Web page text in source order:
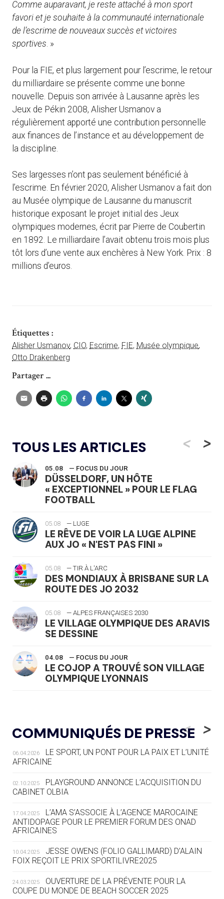
Comme auparavant, je reste attaché à mon sport
favori et je souhaite à la communauté internationale
de l’escrime de nouveaux succès et victoires
sportives. »
Pour la FIE, et plus largement pour l’escrime, le retour
du milliardaire se présente comme une bonne
nouvelle. Depuis son arrivée à Lausanne après les
Jeux de Pékin 2008, Alisher Usmanov a
régulièrement apporté une contribution personnelle
aux finances de l’instance et au développement de
la discipline.
Ses largesses n’ont pas seulement bénéficié à
l’escrime. En février 2020, Alisher Usmanov a fait don
au Musée olympique de Lausanne du manuscrit
historique exposant le projet initial des Jeux
olympiques modernes, écrit par Pierre de Coubertin
en 1892. Le milliardaire l’avait obtenu trois mois plus
tôt lors d’une vente aux enchères à New York. Prix : 8
millions d’euros.
Étiquettes :
Alisher Usmanov, CIO, Escrime, FIE, Musée olympique,
Otto Drakenberg
Partager ...
TOUS LES ARTICLES <
05.08 — FOCUS DU JOUR
DÜSSELDORF, UN HÔTE
« EXCEPTIONNEL » POUR LE FLAG
FOOTBALL
05.08 — LUGE
LE RÊVE DE VOIR LA LUGE ALPINE
AUX JO « N'EST PAS FINI »
05.08 — TIR À L'ARC
DES MONDIAUX À BRISBANE SUR LA
ROUTE DES JO 2032
05.08 — ALPES FRANÇAISES 2030
LE VILLAGE OLYMPIQUE DES ARAVIS
SE DESSINE
04.08 — FOCUS DU JOUR
LE COJOP A TROUVÉ SON VILLAGE
OLYMPIQUE LYONNAIS
« L'ALLEMAGNE PEUT DÉMONTRER
COMMENT ORGANISER DES JO
RESPONSABLES »
04.08
LA FIE LANCE LES GRANDES
MANŒUVRES EN VUE DES JO
04.08 — DAKAR 2026
DES FRESQUES CÉLÈBRENT LES JOJ
03.08 —
« PARIS 2024 M'A INSPIRÉ POUR
CRÉER UN PERSONNAGE »
03.08 — CROATIE
>
COMMUNIQUÉS DE PRESSE
<
06.04.2026
LE SPORT, UN PONT POUR LA PAIX ET L’UNITÉ
AFRICAINE
02.10.2025
PLAYGROUND ANNONCE L’ACQUISITION DU
CABINET OLBIA
17.04.2025
L’AMA S’ASSOCIE À L’AGENCE MAROCAINE
ANTIDOPAGE POUR LE PREMIER FORUM DES ONAD
AFRICAINES
10.04.2025
JESSE OWENS (FOLIO GALLIMARD) D’ALAIN
FOIX REÇOIT LE PRIX SPORTILIVRE2025
24.03.2025
OUVERTURE DE LA PRÉVENTE POUR LA
COUPE DU MONDE DE BEACH SOCCER 2025
>